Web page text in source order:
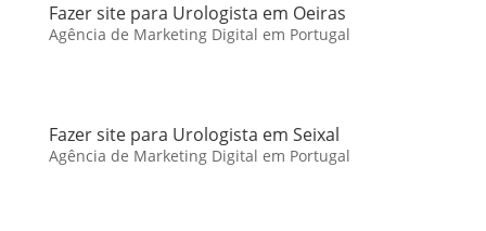
Fazer site para Urologista em Oeiras
Agência de Marketing Digital em Portugal
Fazer site para Urologista em Seixal
Agência de Marketing Digital em Portugal